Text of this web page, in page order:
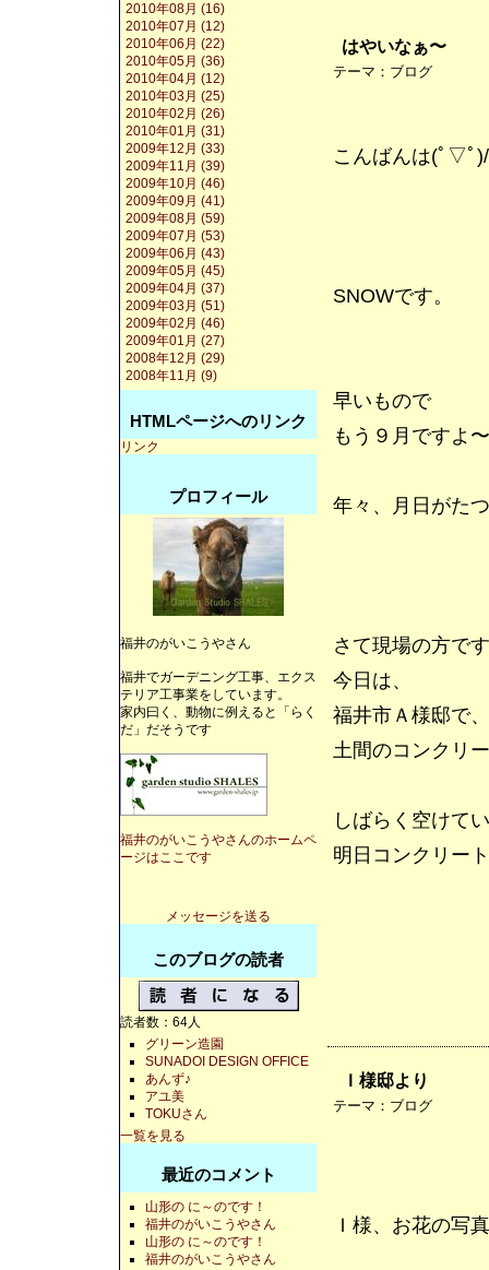
はやいなぁ〜
テーマ： ブログ
こんばんは(ﾟ▽ﾟ)/
SNOWです。
早いもので
もう９月ですよ〜
年々、月日がた
さて現場の方で
今日は、
福井市Ａ様邸で、
土間のコンクリ
しばらく空けて
明日コンクリー
Ｉ様邸より
テーマ： ブログ
Ｉ様、お花の写
2010年08月 (16)
2010年07月 (12)
2010年06月 (22)
2010年05月 (36)
2010年04月 (12)
2010年03月 (25)
2010年02月 (26)
2010年01月 (31)
2009年12月 (33)
2009年11月 (39)
2009年10月 (46)
2009年09月 (41)
2009年08月 (59)
2009年07月 (53)
2009年06月 (43)
2009年05月 (45)
2009年04月 (37)
2009年03月 (51)
2009年02月 (46)
2009年01月 (27)
2008年12月 (29)
2008年11月 (9)
HTMLページへのリンク
リンク
プロフィール
福井のがいこうやさん
福井でガーデニング工事、エクス
テリア工事業をしています。
家内曰く、動物に例えると「らく
だ」だそうです
福井のがいこうやさんのホームペ
ージはここです
メッセージを送る
このブログの読者
読者数：64人
グリーン造園
SUNADOI DESIGN OFFICE
あんず♪
アユ美
TOKUさん
一覧を見る
最近のコメント
山形の に～のです！
福井のがいこうやさん
山形の に～のです！
福井のがいこうやさん